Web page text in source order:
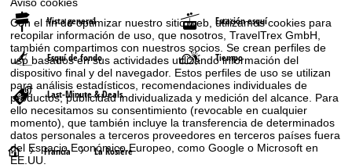
Aviso cookies
Con el fin de optimizar nuestro sitio web, utilizamos cookies para
recopilar información de uso, que nosotros, TravelTrex GmbH,
también compartimos con nuestros socios. Se crean perfiles de
uso basados en sus actividades utilizando información del
dispositivo final y del navegador. Estos perfiles de uso se utilizan
para análisis estadísticos, recomendaciones individuales de
productos, publicidad individualizada y medición del alcance. Para
ello necesitamos su consentimiento (revocable en cualquier
momento), que también incluye la transferencia de determinados
datos personales a terceros proveedores en terceros países fuera
del Espacio Económico Europeo, como Google o Microsoft en
EE.UU.
Vista general Estación esquí
Esquí de fondo Tiempo
Last-Minute & Deals
P Francia La Rosière